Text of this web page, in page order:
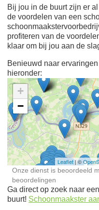
Bij jou in de buurt zijn er al
de voordelen van een
profiteren van de
klaar om bij jou aan de
Benieuwd naar
hieronder:
Ontdek meer
jou in de
+
−
Leaflet| ©
Onze dienst is beoordeeld
beoordelingen
Ga direct op zoek naar
buurt! Schoonmaakster